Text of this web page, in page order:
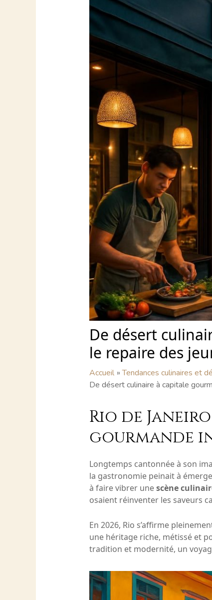
De désert
le repaire des
Accueil
Tendances culinaires et
De désert culinaire à capitale
Rio de
gourmande
Longtemps cantonnée à son
la gastronomie peinait à
à faire vibrer unescène
osaient réinventer les saveurs
En 2026, Rio s’affirme
une héritage riche, métissé et
tradition et modernité, un